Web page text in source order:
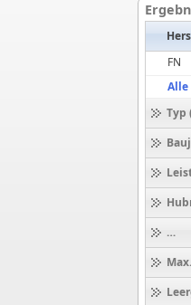
FN
Alle
Typ